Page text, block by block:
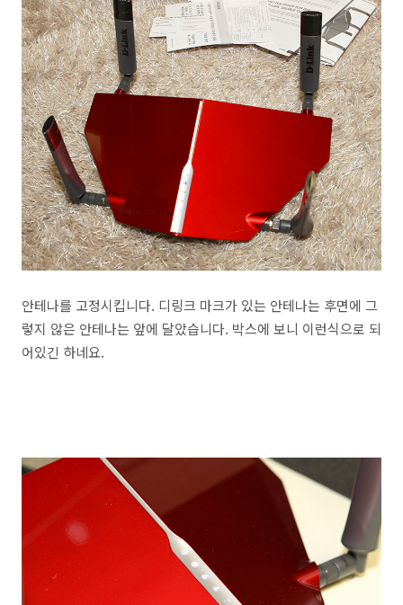
안테나를 고정시킵니다. 디링크 마크가 있는 안테나는 후면에 그
렇지 않은 안테나는 앞에 달았습니다. 박스에 보니 이런식으로 되
어있긴 하네요.